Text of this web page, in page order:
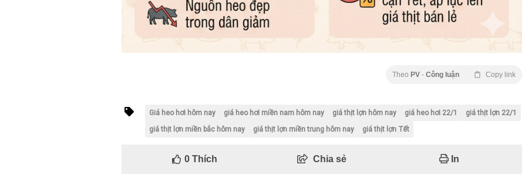
Theo PV - Công luận Copy link
Giá heo hơi hôm nay giá heo hơi miền nam hôm nay giá thịt lợn hôm nay giá heo hơi 22/1
giá thịt lợn 22/1
giá thịt lợn miền bắc hôm nay
giá thịt lợn miền trung hôm nay giá thịt lợn Tết
0Thích Chia sẻ In